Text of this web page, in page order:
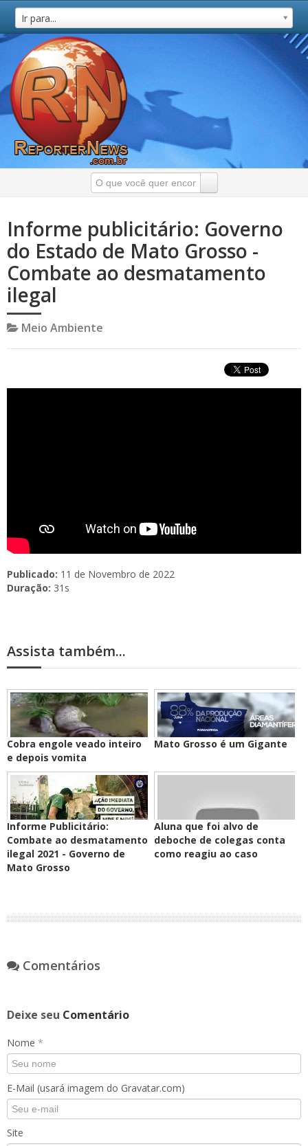
Ir para...
Informe publicitário: Governo
do Estado de Mato Grosso -
Combate ao desmatamento
ilegal
Meio Ambiente
Publicado: 11 de Novembro de 2022
Duração: 31s
Assista também...
Cobra engole veado inteiro
e depois vomita
Mato Grosso é um Gigante
Informe Publicitário:
Combate ao desmatamento
ilegal 2021 - Governo de
Mato Grosso
Aluna que foi alvo de
deboche de colegas conta
como reagiu ao caso
Comentários
Deixe seu Comentário
Nome *
E-Mail (usará imagem do Gravatar.com)
Site